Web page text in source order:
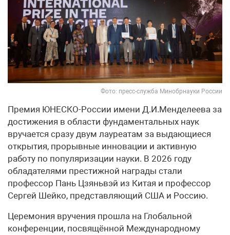
Фото: пресс-служба Минобрнауки России
Премия ЮНЕСКО-России имени Д.И.Менделеева за
достижения в области фундаментальных наук
вручается сразу двум лауреатам за выдающиеся
открытия, прорывные инновации и активную
работу по популяризации науки. В 2026 году
обладателями престижной награды стали
профессор Пань Цзяньвэй из Китая и профессор
Сергей Шейко, представляющий США и Россию.
Церемония вручения прошла на Глобальной
конференции, посвящённой Международному